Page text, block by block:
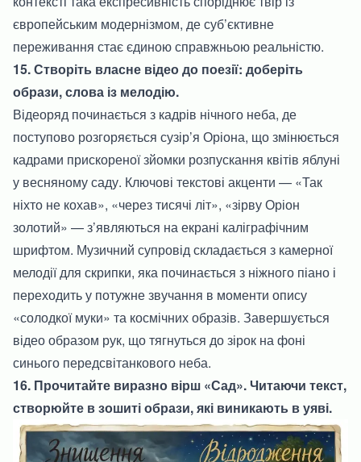
європейським модернізмом, де суб’єктивне
переживання стає єдиною справжньою реальністю.
15. Створіть власне відео до поезії: доберіть
образи, слова із мелодію.
Відеоряд починається з кадрів нічного неба, де
поступово розгоряється сузір’я Оріона, що змінюється
кадрами прискореної зйомки розпускання квітів яблуні
у весняному саду. Ключові текстові акценти — «Так
ніхто не кохав», «через тисячі літ», «зірву Оріон
золотий» — з’являються на екрані каліграфічним
шрифтом. Музичний супровід складається з камерної
мелодії для скрипки, яка починається з ніжного піано і
переходить у потужне звучання в моменти опису
«солодкої муки» та космічних образів. Завершується
відео образом рук, що тягнуться до зірок на фоні
синього передсвітанкового неба.
16. Прочитайте виразно вірш «Сад». Читаючи текст,
створюйте в зошиті образи, які виникають в уяві.